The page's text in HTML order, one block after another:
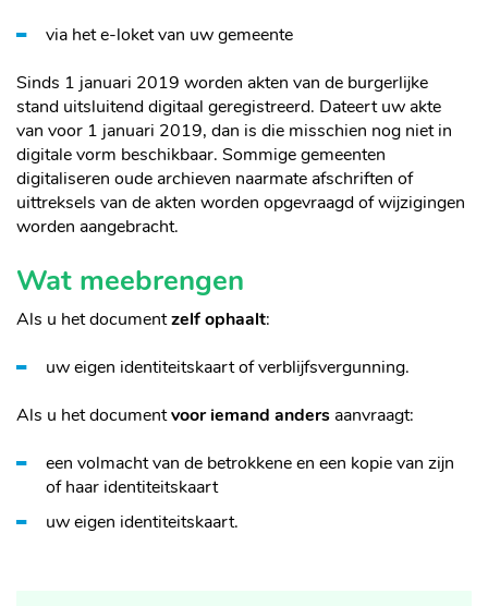
via het e-loket van uw gemeente
Sinds 1 januari 2019 worden akten van de burgerlijke
stand uitsluitend digitaal geregistreerd. Dateert uw akte
van voor 1 januari 2019, dan is die misschien nog niet in
digitale vorm beschikbaar. Sommige gemeenten
digitaliseren oude archieven naarmate afschriften of
uittreksels van de akten worden opgevraagd of wijzigingen
worden aangebracht.
Wat meebrengen
Als u het documentzelf ophaalt:
uw eigen identiteitskaart of verblijfsvergunning.
Als u het documentvoor iemand anders aanvraagt:
een volmacht van de betrokkene en een kopie van zijn
of haar identiteitskaart
uw eigen identiteitskaart.